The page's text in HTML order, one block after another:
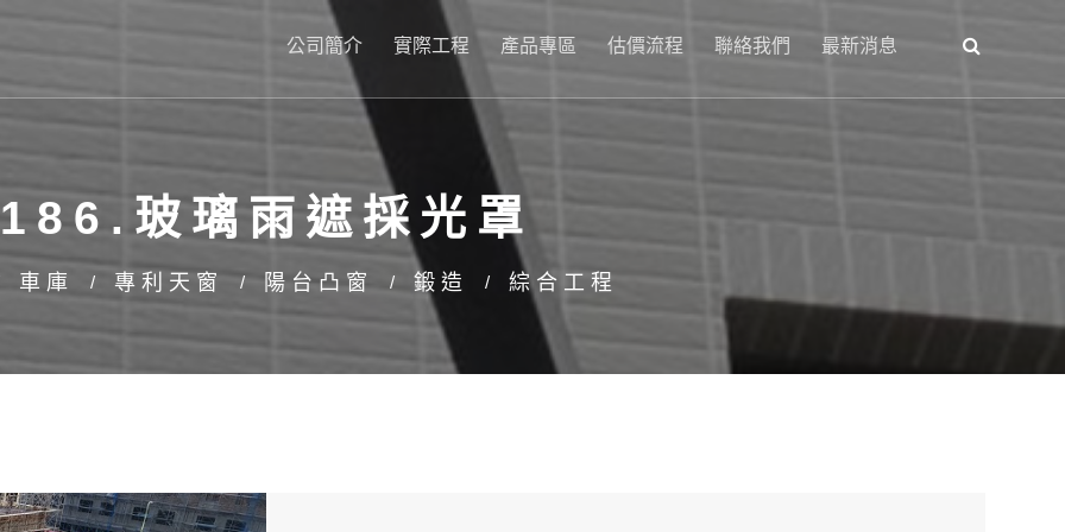
公司簡介 實際工程 產品專區 估價流程 聯絡我們 最新消息
186.玻璃雨遮採光罩
車庫 專利天窗 陽台凸窗 鍛造 綜合工程